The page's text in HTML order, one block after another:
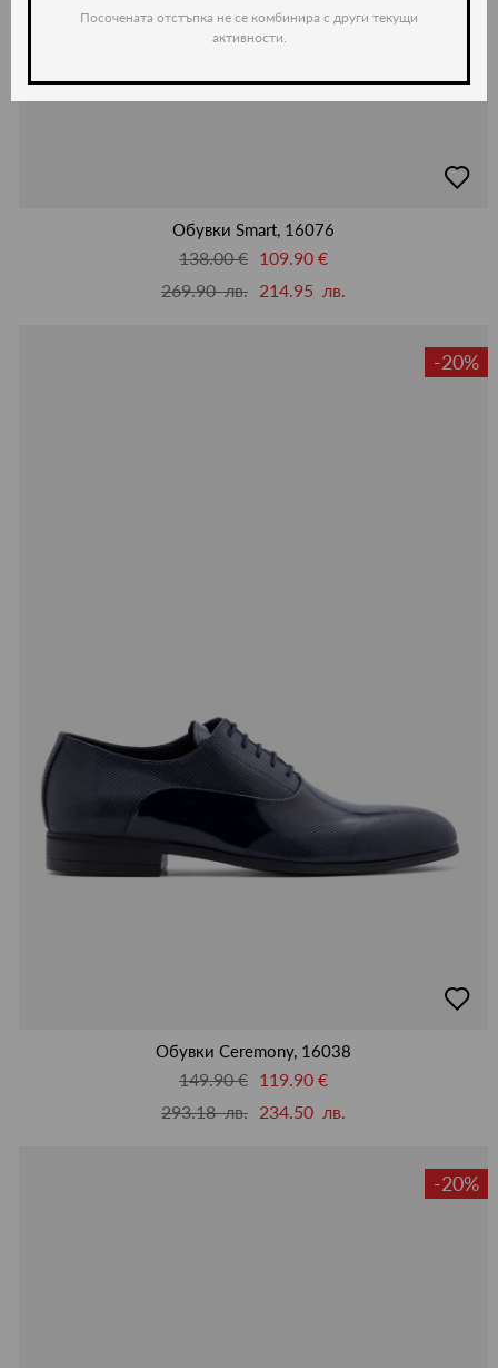
в
Обувки Smart, 16076
138.00 € 109.90 €
269.90 лв. 214.95 лв.
-20%
в
Обувки Ceremony, 16038
149.90 € 119.90 €
293.18 лв. 234.50 лв.
-20%
Посочената отстъпка не се комбинира с други текущи
активности.